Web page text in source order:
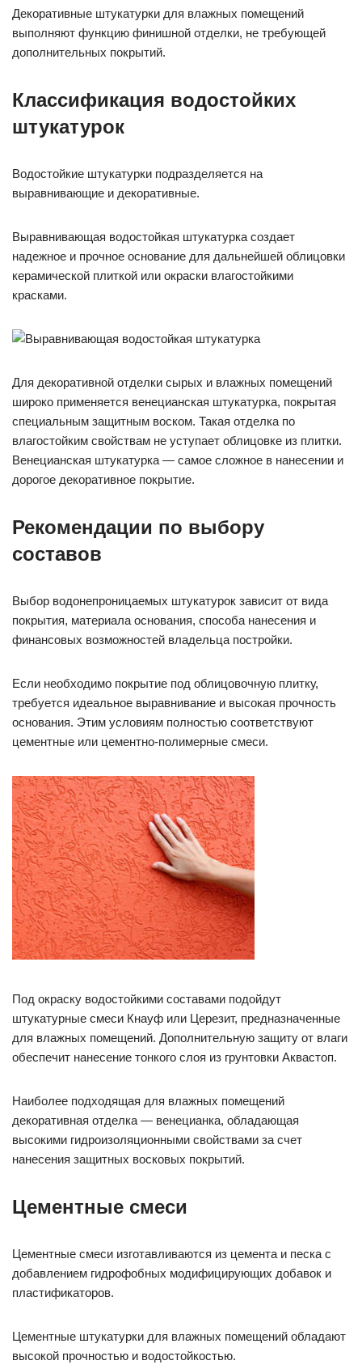
Декоративные штукатурки для влажных помещений
выполняют функцию финишной отделки, не требующей
дополнительных покрытий.
Классификация водостойких
штукатурок
Водостойкие штукатурки подразделяется на
выравнивающие и декоративные.
Выравнивающая водостойкая штукатурка создает
надежное и прочное основание для дальнейшей облицовки
керамической плиткой или окраски влагостойкими
красками.
Для декоративной отделки сырых и влажных помещений
широко применяется венецианская штукатурка, покрытая
специальным защитным воском. Такая отделка по
влагостойким свойствам не уступает облицовке из плитки.
Венецианская штукатурка — самое сложное в нанесении и
дорогое декоративное покрытие.
Рекомендации по выбору
составов
Выбор водонепроницаемых штукатурок зависит от вида
покрытия, материала основания, способа нанесения и
финансовых возможностей владельца постройки.
Если необходимо покрытие под облицовочную плитку,
требуется идеальное выравнивание и высокая прочность
основания. Этим условиям полностью соответствуют
цементные или цементно-полимерные смеси.
Под окраску водостойкими составами подойдут
штукатурные смеси Кнауф или Церезит, предназначенные
для влажных помещений. Дополнительную защиту от влаги
обеспечит нанесение тонкого слоя из грунтовки Аквастоп.
Наиболее подходящая для влажных помещений
декоративная отделка — венецианка, обладающая
высокими гидроизоляционными свойствами за счет
нанесения защитных восковых покрытий.
Цементные смеси
Цементные смеси изготавливаются из цемента и песка с
добавлением гидрофобных модифицирующих добавок и
пластификаторов.
Цементные штукатурки для влажных помещений обладают
высокой прочностью и водостойкостью.